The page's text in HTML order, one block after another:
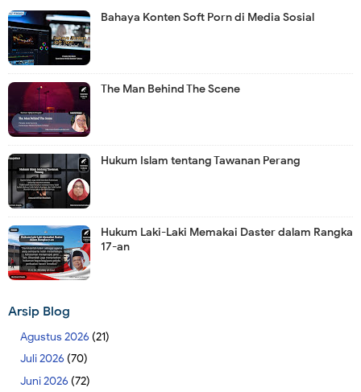
Bahaya Konten Soft Porn di Media Sosial
The Man Behind The Scene
Hukum Islam tentang Tawanan Perang
Hukum Laki-Laki Memakai Daster dalam Rangka
17-an
Arsip Blog
Agustus 2026 (21)
Juli 2026 (70)
Juni 2026 (72)